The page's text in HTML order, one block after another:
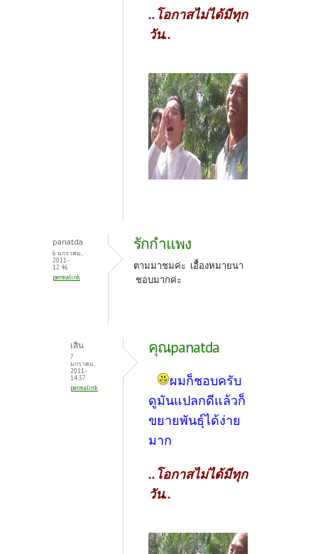
..โอกาสไม่ได้มีทุก
วัน..
panatda
6 มกราคม,
2011 -
12:46
permalink
รักกำแพง
ตามมาชมค่ะ เอื้องหมายนา
ชอบมากค่ะ
เสิน
7
มกราคม,
2011 -
14:37
permalink
คุณpanatda
ผมก็ชอบครับ
ดูมันแปลกดีแล้วก็
ขยายพันธุ์ได้ง่าย
มาก
..โอกาสไม่ได้มีทุก
วัน..